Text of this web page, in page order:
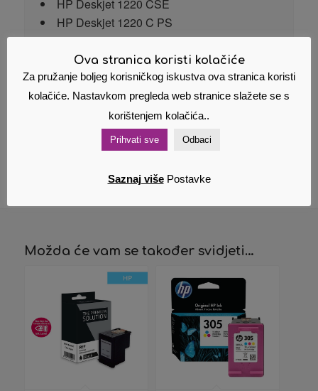
HP Deskjet 1220 CSE
HP Deskjet 1220 C PS
HP Deskjet 1220 CXI
HP Deskjet 1250
HP Deskjet 1280
HP Deskjet 6120
HP Deskjet 6122
HP Deskjet 6127
HP Deskjet 9300
Možda će vam se također svidjeti…
Ova stranica koristi kolačiće
Za pružanje boljeg korisničkog iskustva ova stranica koristi
kolačiće. Nastavkom pregleda web stranice slažete se s
korištenjem kolačića..
Prihvati sve Odbaci
Saznaj više Postavke